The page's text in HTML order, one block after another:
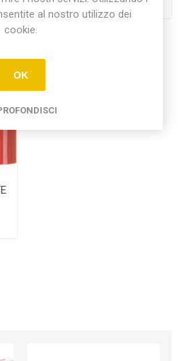
€7,25
al nostro utilizzo dei
cookie.
OK